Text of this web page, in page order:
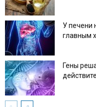
У печени
главным
Гены